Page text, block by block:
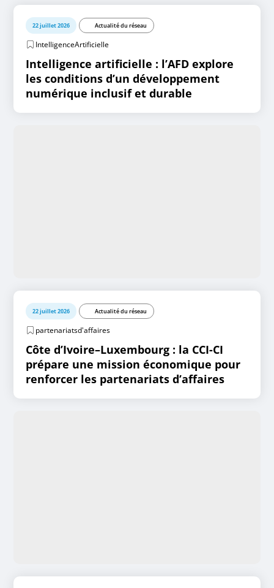
22 juillet 2026 Actualité du réseau
IntelligenceArtificielle
Intelligence artificielle : l’AFD explore
les conditions d’un développement
numérique inclusif et durable
22 juillet 2026 Actualité du réseau
partenariatsd'affaires
Côte d’Ivoire–Luxembourg : la CCI-CI
prépare une mission économique pour
renforcer les partenariats d’affaires